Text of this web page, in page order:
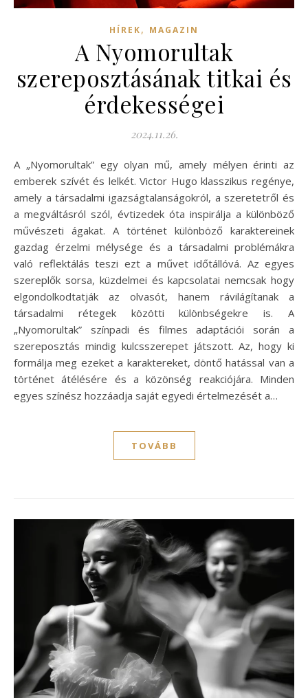
HÍREK, MAGAZIN
A Nyomorultak
szereposztásának titkai és
érdekességei
2024.11.26.
A „Nyomorultak” egy olyan mű, amely mélyen érinti az
emberek szívét és lelkét. Victor Hugo klasszikus regénye,
amely a társadalmi igazságtalanságokról, a szeretetről és
a megváltásról szól, évtizedek óta inspirálja a különböző
művészeti ágakat. A történet különböző karaktereinek
gazdag érzelmi mélysége és a társadalmi problémákra
való reflektálás teszi ezt a művet időtállóvá. Az egyes
szereplők sorsa, küzdelmei és kapcsolatai nemcsak hogy
elgondolkodtatják az olvasót, hanem rávilágítanak a
társadalmi rétegek közötti különbségekre is. A
„Nyomorultak” színpadi és filmes adaptációi során a
szereposztás mindig kulcsszerepet játszott. Az, hogy ki
formálja meg ezeket a karaktereket, döntő hatással van a
történet átélésére és a közönség reakciójára. Minden
egyes színész hozzáadja saját egyedi értelmezését a…
TOVÁBB